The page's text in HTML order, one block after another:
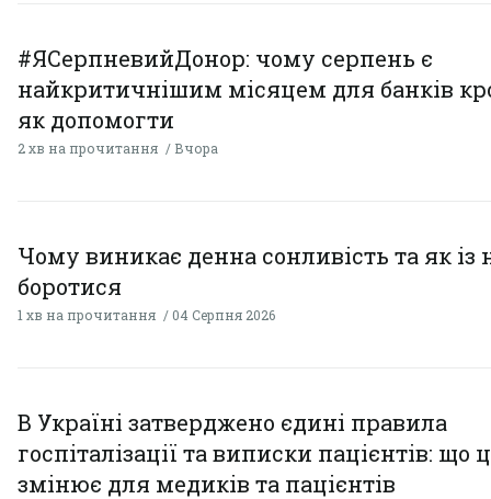
#ЯСерпневийДонор: чому серпень є
найкритичнішим місяцем для банків
як допомогти
2 хв на прочитання Вчора
Чому виникає денна сонливість та як із
боротися
1 хв на прочитання 04 Серпня 2026
В Україні затверджено єдині правила
госпіталізації та виписки пацієнтів: що
змінює для медиків та пацієнтів